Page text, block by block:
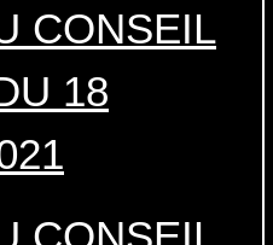
CONSEIL
18